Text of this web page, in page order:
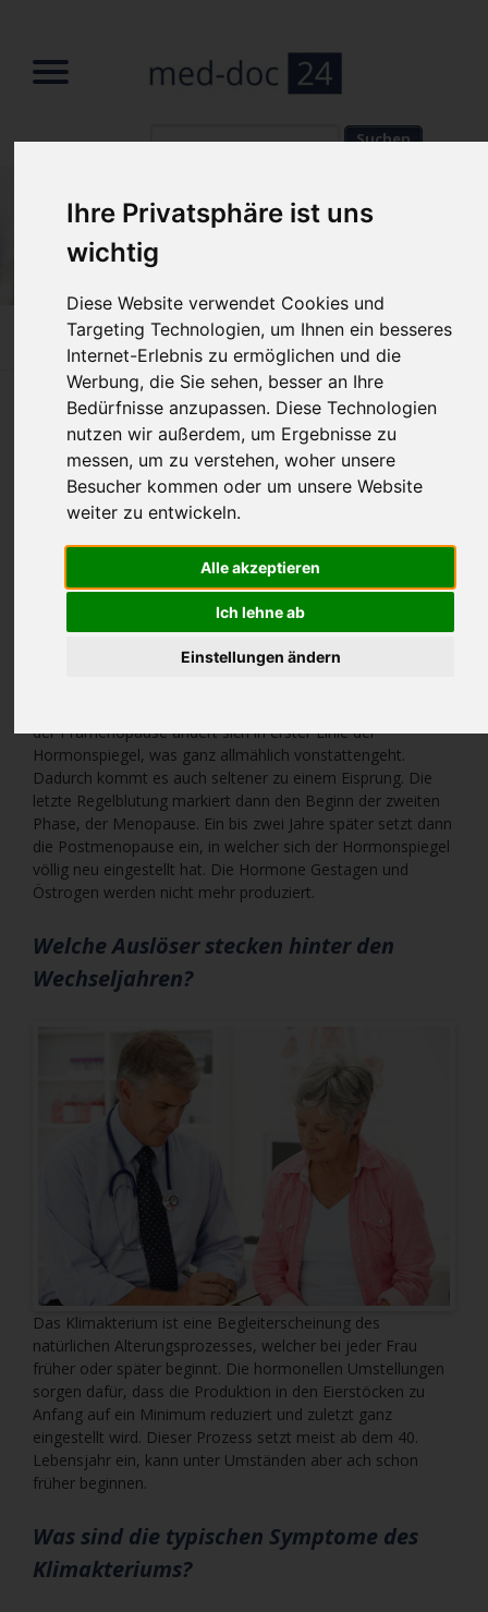
Ihre Privatsphäre ist uns
wichtig
Diese Website verwendet Cookies und
Targeting Technologien, um Ihnen ein besseres
Internet-Erlebnis zu ermöglichen und die
Werbung, die Sie sehen, besser an Ihre
Bedürfnisse anzupassen. Diese Technologien
nutzen wir außerdem, um Ergebnisse zu
messen, um zu verstehen, woher unsere
Besucher kommen oder um unsere Website
weiter zu entwickeln.
Alle akzeptieren
Ich lehne ab
Einstellungen ändern
Suchbegriffe
Suchbegriffe
Home»Fachbereiche»Gynäkologie »Wechseljahre
Wechseljahre – was heißt das
eigentlich?
Als Klimakterium wird die Phase der hormonellen
Umstellung im Leben einer Frau bezeichnet oder auch
schlicht als Wechseljahre. Die Umstellung findet nach dem
letzten Zyklus statt und der sogenannten Menopause. Es
wird weniger Progesteron produziert, was in der
Anfangsphase (Prämenopause) dazu führt, dass die
Periode sehr unregelmäßig einsetzt.
der Prämenopause ändert sich in erster Linie der
Hormonspiegel, was ganz allmählich vonstattengeht.
Dadurch kommt es auch seltener zu einem Eisprung. Die
letzte Regelblutung markiert dann den Beginn der zweiten
Phase, der Menopause. Ein bis zwei Jahre später setzt dann
die Postmenopause ein, in welcher sich der Hormonspiegel
völlig neu eingestellt hat. Die Hormone Gestagen und
Östrogen werden nicht mehr produziert.
Welche Auslöser stecken hinter den
Wechseljahren?
Das Klimakterium ist eine Begleiterscheinung des
natürlichen Alterungsprozesses, welcher bei jeder Frau
früher oder später beginnt. Die hormonellen Umstellungen
sorgen dafür, dass die Produktion in den Eierstöcken zu
Anfang auf ein Minimum reduziert und zuletzt ganz
eingestellt wird. Dieser Prozess setzt meist ab dem 40.
Lebensjahr ein, kann unter Umständen aber ach schon
früher beginnen.
Was sind die typischen Symptome des
Klimakteriums?